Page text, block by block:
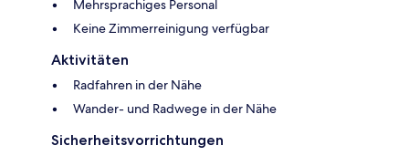
Mehrsprachiges Personal
Keine Zimmerreinigung verfügbar
Aktivitäten
Radfahren in der Nähe
Wander- und Radwege in der Nähe
Sicherheitsvorrichtungen